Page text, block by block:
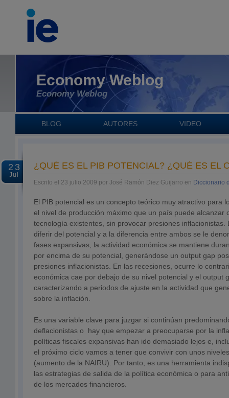
Economy Weblog
Economy Weblog
BLOG AUTORES VIDEO
23
Jul
¿QUÉ ES EL PIB POTENCIAL? ¿QUÉ ES EL
Escrito el 23 julio 2009 por José Ramón Diez Guijarro en Diccionario
El PIB potencial es un concepto teórico muy atractivo para
el nivel de producción máximo que un país puede alcanzar
tecnología existentes, sin provocar presiones inflacionistas.
diferir del potencial y a la diferencia entre ambos se le
fases expansivas, la actividad económica se mantiene
por encima de su potencial, generándose un output gap
presiones inflacionistas. En las recesiones, ocurre lo
económica cae por debajo de su nivel potencial y el output
caracterizando a periodos de ajuste en la actividad que
sobre la inflación.
Es una variable clave para juzgar si continúan
deflacionistas o hay que empezar a preocuparse por la
políticas fiscales expansivas han ido demasiado lejos e,
el próximo ciclo vamos a tener que convivir con unos
(aumento de la NAIRU). Por tanto, es una herramienta
las estrategias de salida de la política económica o para
de los mercados financieros.